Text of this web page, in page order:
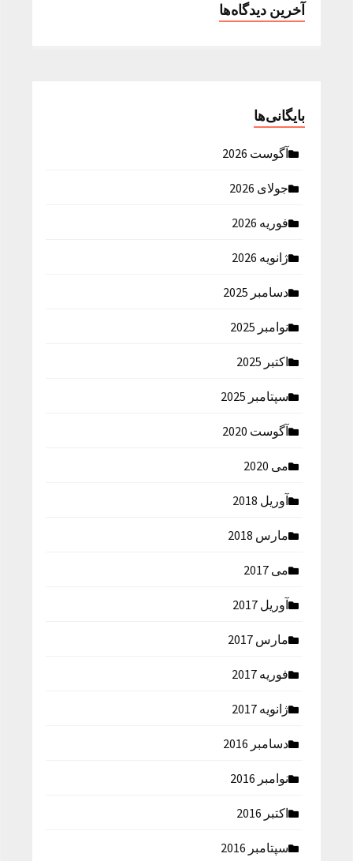
آخرین دیدگاه‌ها
بایگانی‌ها
آگوست 2026
جولای 2026
فوریه 2026
ژانویه 2026
دسامبر 2025
نوامبر 2025
اکتبر 2025
سپتامبر 2025
آگوست 2020
می 2020
آوریل 2018
مارس 2018
می 2017
آوریل 2017
مارس 2017
فوریه 2017
ژانویه 2017
دسامبر 2016
نوامبر 2016
اکتبر 2016
سپتامبر 2016